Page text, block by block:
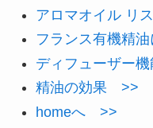
アロマオイル リ
フランス有機精
ディフューザー
精油の効果 >>
homeへ >>